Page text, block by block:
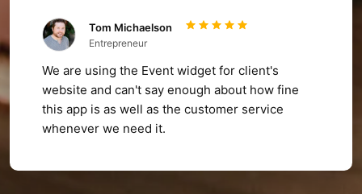
Tom Michaelson
Entrepreneur
We are using the Event widget for client's
website and can't say enough about how fine
this app is as well as the customer service
whenever we need it.